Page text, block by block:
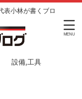
表小林が書くブロ
設備,工具